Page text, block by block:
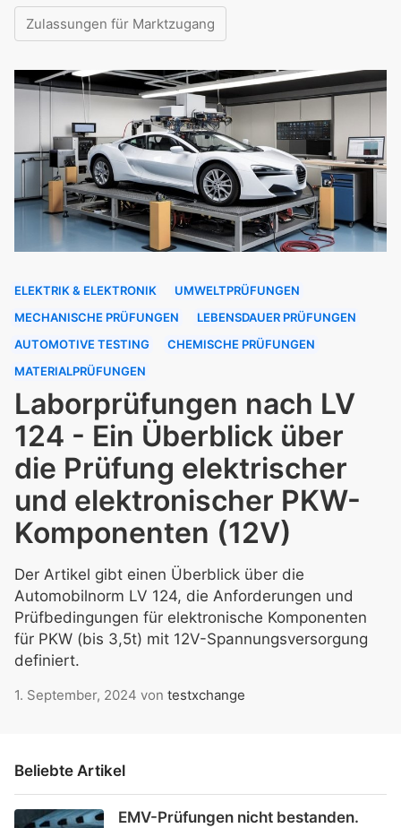
Zulassungen für Marktzugang
ELEKTRIK & ELEKTRONIK
UMWELTPRÜFUNGEN
MECHANISCHE PRÜFUNGEN
LEBENSDAUER PRÜFUNGEN
AUTOMOTIVE TESTING
CHEMISCHE PRÜFUNGEN
MATERIALPRÜFUNGEN
Laborprüfungen nach LV
124 - Ein Überblick über
die Prüfung elektrischer
und elektronischer PKW-
Komponenten (12V)
Der Artikel gibt einen Überblick über die
Automobilnorm LV 124, die Anforderungen und
Prüfbedingungen für elektronische Komponenten
für PKW (bis 3,5t) mit 12V-Spannungsversorgung
definiert.
1. September, 2024 von testxchange
Beliebte Artikel
EMV-Prüfungen nicht bestanden.